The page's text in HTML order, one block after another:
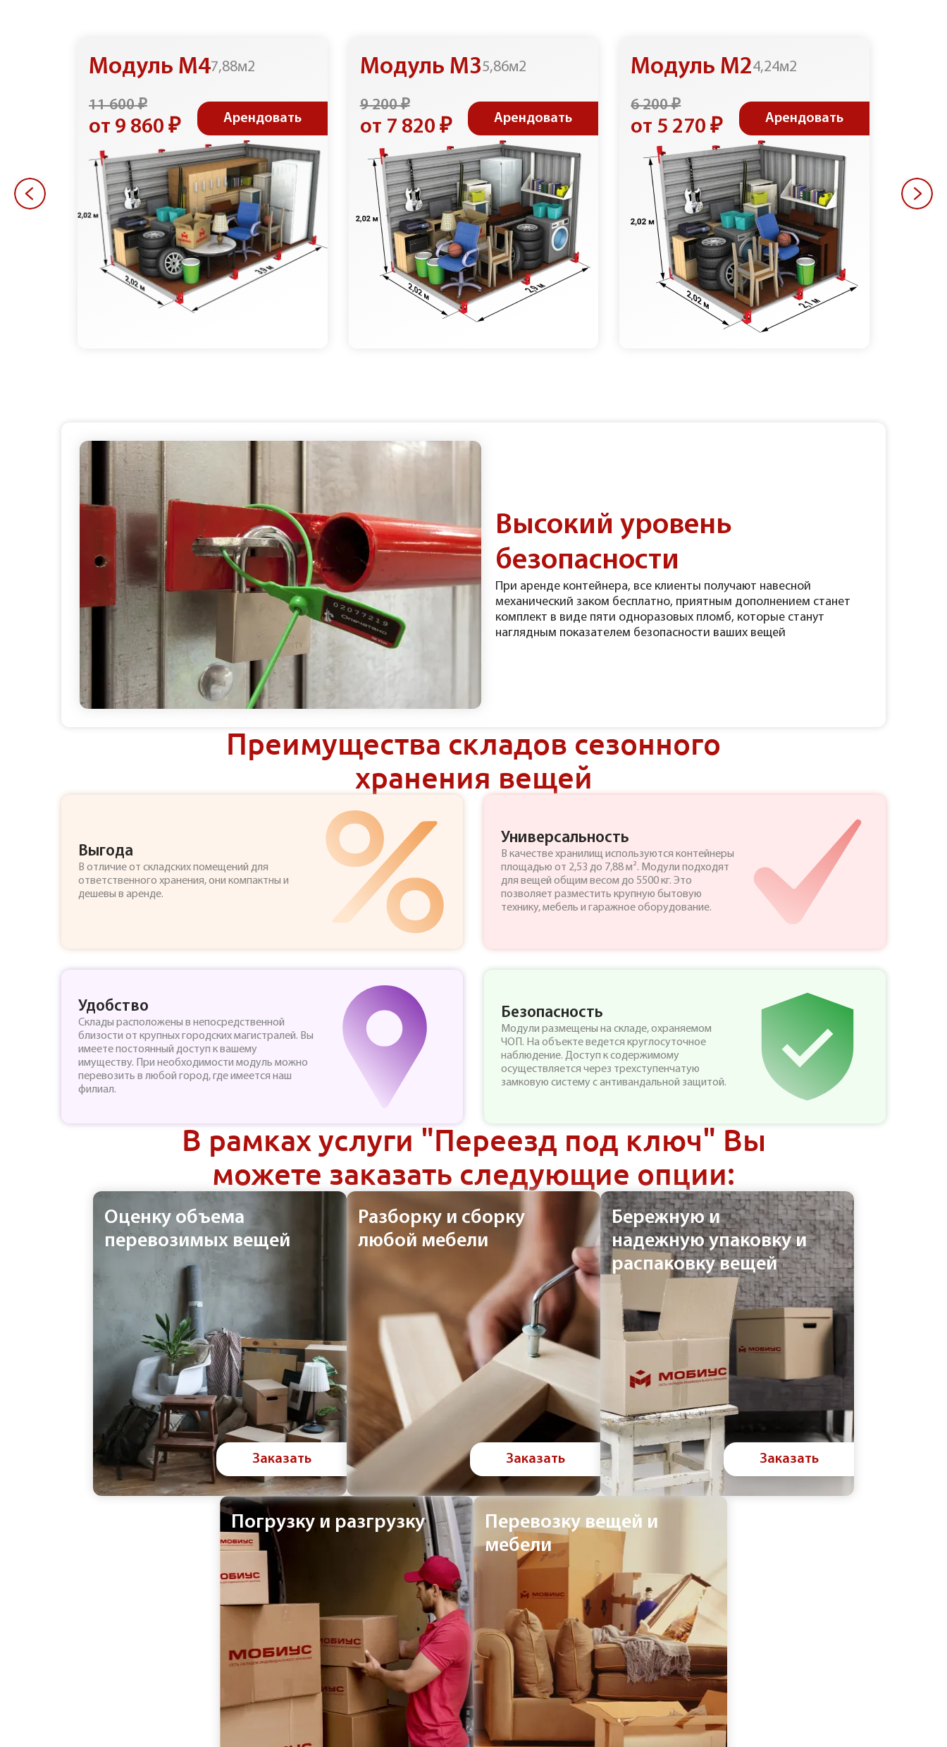
Модуль М47,88м2
11 600 ₽
от 9 860 ₽ Арендовать
Модуль М35,86м2
9 200 ₽
от 7 820 ₽ Арендовать
Модуль М24,24м2
6 200 ₽
от 5 270 ₽ Арендовать
Высокий уровень
безопасности
При аренде контейнера, все клиенты получают навесной
механический заком бесплатно, приятным дополнением станет
комплект в виде пяти одноразовых пломб, которые станут
наглядным показателем безопасности ваших вещей
Преимущества складов сезонного
хранения вещей
Выгода
В отличие от складских помещений для
ответственного хранения, они компактны и
дешевы в аренде.
Универсальность
В качестве хранилищ используются контейнеры
площадью от 2,53 до 7,88 м². Модули подходят
для вещей общим весом до 5500 кг. Это
позволяет разместить крупную бытовую
технику, мебель и гаражное оборудование.
Удобство
Склады расположены в непосредственной
близости от крупных городских магистралей. Вы
имеете постоянный доступ к вашему
имуществу. При необходимости модуль можно
перевозить в любой город, где имеется наш
филиал.
Безопасность
Модули размещены на складе, охраняемом
ЧОП. На объекте ведется круглосуточное
наблюдение. Доступ к содержимому
осуществляется через трехступенчатую
замковую систему с антивандальной защитой.
В рамках услуги "Переезд под ключ" Вы
можете заказать следующие опции:
Оценку объема
перевозимых вещей
Заказать
Разборку и сборку
любой мебели
Заказать
Бережную и
надежную упаковку и
распаковку вещей
Заказать
Погрузку и разгрузку
Перевозку вещей и
мебели